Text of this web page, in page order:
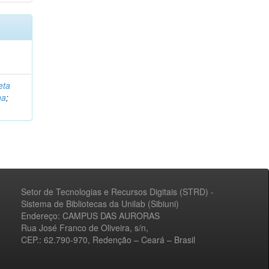
;
Setor de Tecnologias e Recursos Digitais (STRD) -
Sistema de Bibliotecas da Unilab (Sibiuni)
Endereço: CAMPUS DAS AURORAS
Rua José Franco de Oliveira, s/n,
CEP.: 62.790-970, Redenção – Ceará – Brasil